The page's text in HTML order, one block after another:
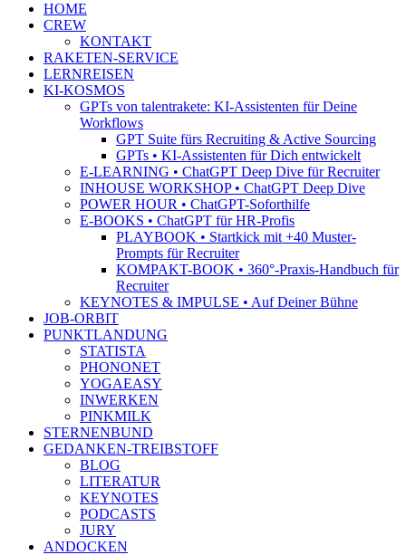
HOME
CREW
KONTAKT
RAKETEN-SERVICE
LERNREISEN
KI-KOSMOS
GPTs von talentrakete: KI-Assistenten für Deine
Workflows
GPT Suite fürs Recruiting & Active Sourcing
GPTs • KI-Assistenten für Dich entwickelt
E-LEARNING • ChatGPT Deep Dive für Recruiter
INHOUSE WORKSHOP • ChatGPT Deep Dive
POWER HOUR • ChatGPT-Soforthilfe
E-BOOKS • ChatGPT für HR-Profis
PLAYBOOK • Startkick mit +40 Muster-
Prompts für Recruiter
KOMPAKT-BOOK • 360°-Praxis-Handbuch für
Recruiter
KEYNOTES & IMPULSE • Auf Deiner Bühne
JOB-ORBIT
PUNKTLANDUNG
STATISTA
PHONONET
YOGAEASY
INWERKEN
PINKMILK
STERNENBUND
GEDANKEN-TREIBSTOFF
BLOG
LITERATUR
KEYNOTES
PODCASTS
JURY
ANDOCKEN